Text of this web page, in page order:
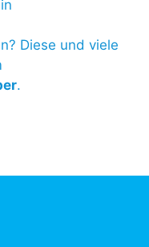
Diese und viele
.